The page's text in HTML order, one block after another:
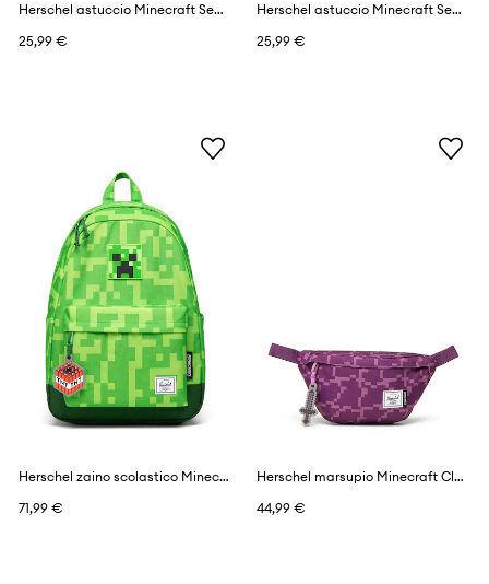
Herschel astuccio Minecraft Settlement
25,99 €
Herschel astuccio Minecraft Settlement
25,99 €
Herschel zaino scolastico Minecraft Classic™
71,99 €
Herschel marsupio Minecraft Classic™
44,99 €